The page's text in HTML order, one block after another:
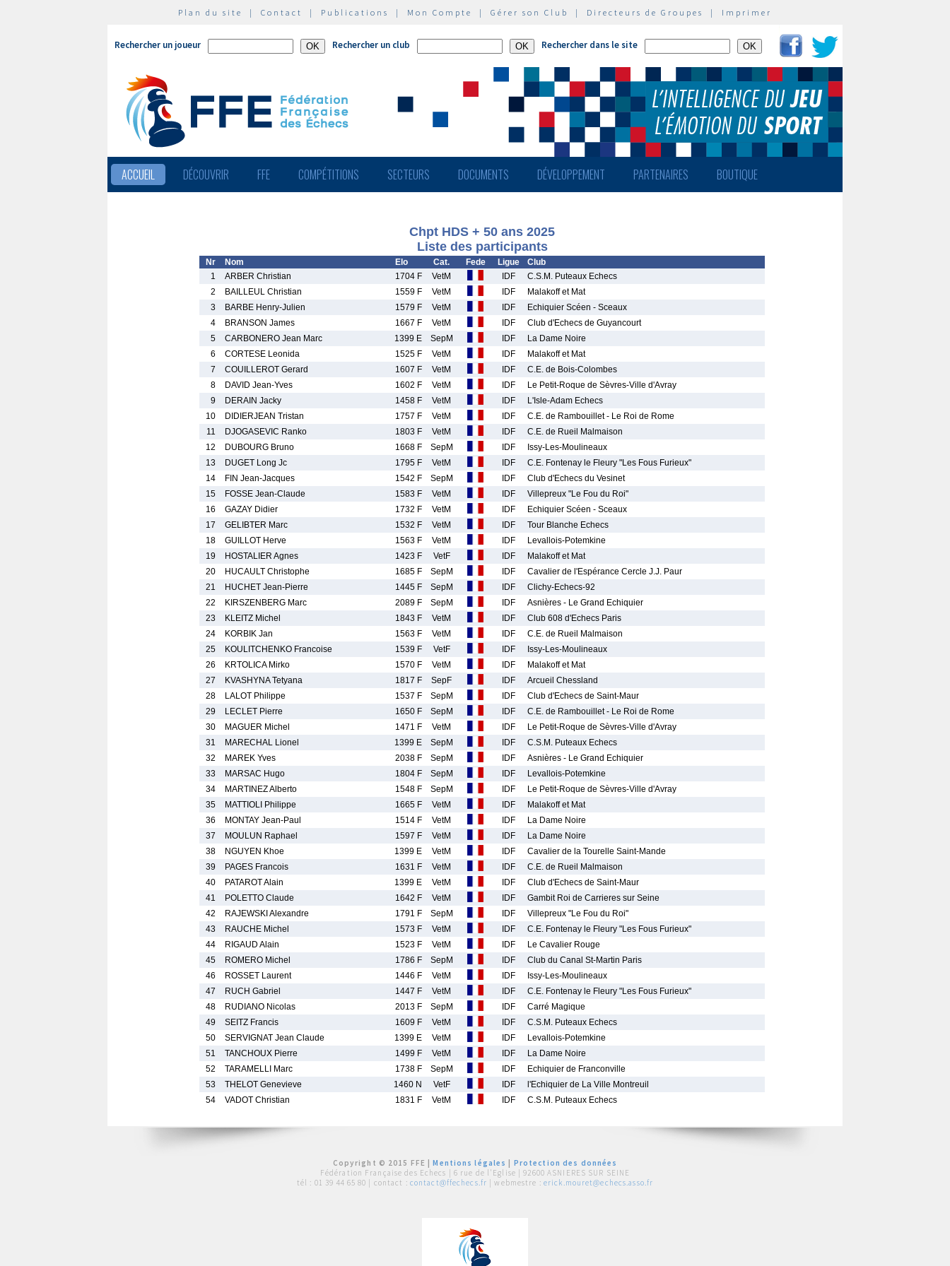
Plan du site | Contact | Publications | Mon Compte | Gérer son Club | Directeurs de Groupes | Imprimer
Rechercher un joueur Rechercher un club Rechercher dans le site
ACCUEIL DÉCOUVRIR FFE COMPÉTITIONS SECTEURS DOCUMENTS DÉVELOPPEMENT PARTENAIRES BOUTIQUE
Chpt HDS + 50 ans 2025
Liste des participants
Nr Nom Elo Cat. Fede Ligue
Club
1
ARBER Christian 1704 F VetM IDF
C.S.M. Puteaux Echecs
2
BAILLEUL Christian 1559 F VetM IDF
Malakoff et Mat
3
BARBE Henry-Julien 1579 F VetM IDF
Echiquier Scéen - Sceaux
4
BRANSON James 1667 F VetM IDF
Club d'Echecs de Guyancourt
5
CARBONERO Jean Marc 1399 E SepM IDF
La Dame Noire
6
CORTESE Leonida 1525 F VetM IDF
Malakoff et Mat
7
COUILLEROT Gerard 1607 F VetM IDF
C.E. de Bois-Colombes
8
DAVID Jean-Yves 1602 F VetM IDF
Le Petit-Roque de Sèvres-Ville d'Avray
9
DERAIN Jacky 1458 F VetM IDF
L'Isle-Adam Echecs
10
DIDIERJEAN Tristan 1757 F VetM IDF
C.E. de Rambouillet - Le Roi de Rome
11
DJOGASEVIC Ranko 1803 F VetM IDF
C.E. de Rueil Malmaison
12
DUBOURG Bruno 1668 F SepM IDF
Issy-Les-Moulineaux
13
DUGET Long Jc 1795 F VetM IDF
C.E. Fontenay le Fleury "Les Fous Furieux"
14
FIN Jean-Jacques 1542 F SepM IDF
Club d'Echecs du Vesinet
15
FOSSE Jean-Claude 1583 F VetM IDF
Villepreux "Le Fou du Roi"
16
GAZAY Didier 1732 F VetM IDF
Echiquier Scéen - Sceaux
17
GELIBTER Marc 1532 F VetM IDF
Tour Blanche Echecs
18
GUILLOT Herve 1563 F VetM IDF
Levallois-Potemkine
19
HOSTALIER Agnes 1423 F VetF IDF
Malakoff et Mat
20
HUCAULT Christophe 1685 F SepM IDF
Cavalier de l'Espérance Cercle J.J. Paur
21
HUCHET Jean-Pierre 1445 F SepM IDF
Clichy-Echecs-92
22
KIRSZENBERG Marc 2089 F SepM IDF
Asnières - Le Grand Echiquier
23
KLEITZ Michel 1843 F VetM IDF
Club 608 d'Echecs Paris
24
KORBIK Jan 1563 F VetM IDF
C.E. de Rueil Malmaison
25
KOULITCHENKO Francoise 1539 F VetF IDF
Issy-Les-Moulineaux
26
KRTOLICA Mirko 1570 F VetM IDF
Malakoff et Mat
27
KVASHYNA Tetyana 1817 F SepF IDF
Arcueil Chessland
28
LALOT Philippe 1537 F SepM IDF
Club d'Echecs de Saint-Maur
29
LECLET Pierre 1650 F SepM IDF
C.E. de Rambouillet - Le Roi de Rome
30
MAGUER Michel 1471 F VetM IDF
Le Petit-Roque de Sèvres-Ville d'Avray
31
MARECHAL Lionel 1399 E SepM IDF
C.S.M. Puteaux Echecs
32
MAREK Yves 2038 F SepM IDF
Asnières - Le Grand Echiquier
33
MARSAC Hugo 1804 F SepM IDF
Levallois-Potemkine
34
MARTINEZ Alberto 1548 F SepM IDF
Le Petit-Roque de Sèvres-Ville d'Avray
35
MATTIOLI Philippe 1665 F VetM IDF
Malakoff et Mat
36
MONTAY Jean-Paul 1514 F VetM IDF
La Dame Noire
37
MOULUN Raphael 1597 F VetM IDF
La Dame Noire
38
NGUYEN Khoe 1399 E VetM IDF
Cavalier de la Tourelle Saint-Mande
39
PAGES Francois 1631 F VetM IDF
C.E. de Rueil Malmaison
40
PATAROT Alain 1399 E VetM IDF
Club d'Echecs de Saint-Maur
41
POLETTO Claude 1642 F VetM IDF
Gambit Roi de Carrieres sur Seine
42
RAJEWSKI Alexandre 1791 F SepM IDF
Villepreux "Le Fou du Roi"
43
RAUCHE Michel 1573 F VetM IDF
C.E. Fontenay le Fleury "Les Fous Furieux"
44
RIGAUD Alain 1523 F VetM IDF
Le Cavalier Rouge
45
ROMERO Michel 1786 F SepM IDF
Club du Canal St-Martin Paris
46
ROSSET Laurent 1446 F VetM IDF
Issy-Les-Moulineaux
47
RUCH Gabriel 1447 F VetM IDF
C.E. Fontenay le Fleury "Les Fous Furieux"
48
RUDIANO Nicolas 2013 F SepM IDF
Carré Magique
49
SEITZ Francis 1609 F VetM IDF
C.S.M. Puteaux Echecs
50
SERVIGNAT Jean Claude 1399 E VetM IDF
Levallois-Potemkine
51
TANCHOUX Pierre 1499 F VetM IDF
La Dame Noire
52
TARAMELLI Marc 1738 F SepM IDF
Echiquier de Franconville
53
THELOT Genevieve 1460 N VetF IDF
l'Echiquier de La Ville Montreuil
54
VADOT Christian 1831 F VetM IDF C.S.M. Puteaux Echecs
Copyright © 2015 FFE |Mentions légales
Protection des données
Fédération Française des Echecs | 6 rue de l'Eglise | 92600 ASNIERES SUR SEINE
tél : 01 39 44 65 80 | contact : contact@ffechecs.fr | webmestre : erick.mouret@echecs.asso.fr